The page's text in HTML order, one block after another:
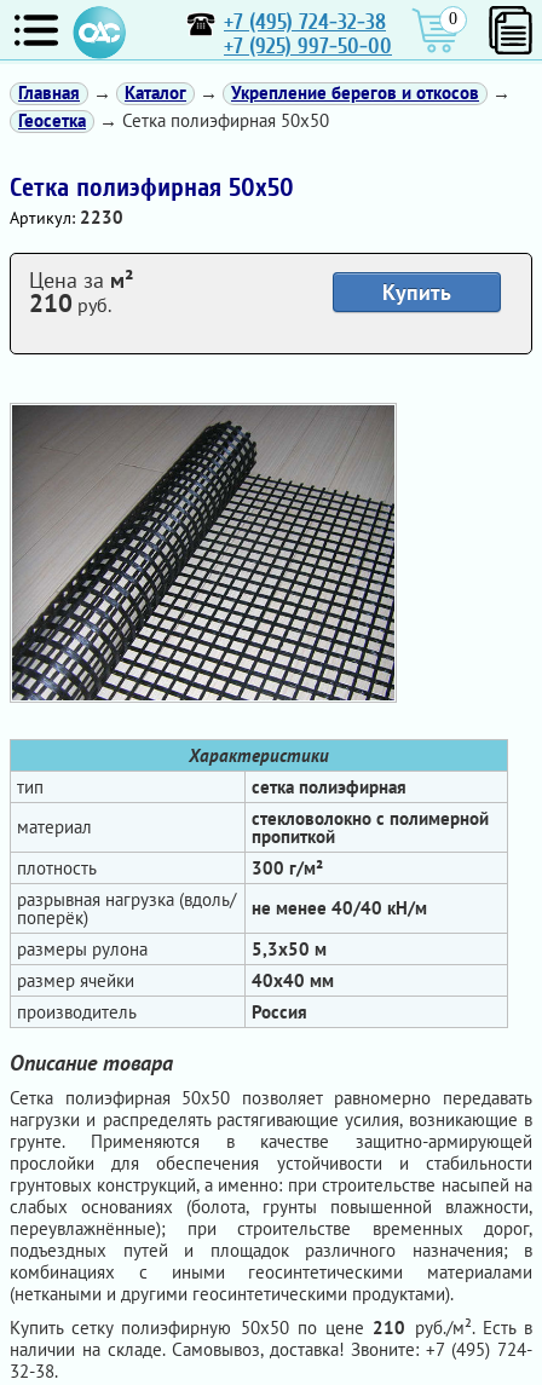
+7 (495) 724-32-38
+7 (925) 997-50-00
0
Главная → Каталог → Укрепление берегов и откосов
→
Геосетка
→ Сетка полиэфирная 50х50
Сетка полиэфирная 50х50
Артикул: 2230
Характеристики
тип
сетка полиэфирная
материал
стекловолокно с полимерной
пропиткой
плотность
300 г/м²
разрывная нагрузка (вдоль/
поперёк)
не менее 40/40 кН/м
размеры рулона
5,3х50 м
размер ячейки
40x40 мм
производитель
Россия
Купить
Цена за м²
210 руб.
Описание товара
Сетка полиэфирная 50х50 позволяет равномерно передавать
нагрузки и распределять растягивающие усилия, возникающие в
грунте. Применяются в качестве защитно-армирующей
прослойки для обеспечения устойчивости и стабильности
грунтовых конструкций, а именно: при строительстве насыпей на
слабых основаниях (болота, грунты повышенной влажности,
переувлажнённые); при строительстве временных дорог,
подъездных путей и площадок различного назначения; в
комбинациях с иными геосинтетическими материалами
(неткаными и другими геосинтетическими продуктами).
Купить сетку полиэфирную 50х50 по цене 210 руб./м². Есть в
наличии на складе. Самовывоз, доставка! Звоните: +7 (495) 724-
32-38.